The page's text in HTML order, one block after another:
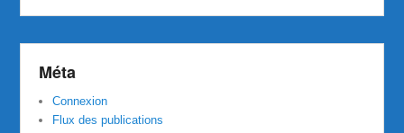
Méta
Connexion
Flux des publications